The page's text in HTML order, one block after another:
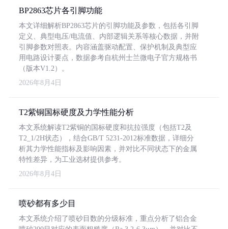
BP2863芯片各引脚功能
本文详细解析BP2863芯片的引脚功能及参数，包括各引脚
定义、典型电压/电流值、内部逻辑关系等核心数据，并附
引脚参数对照表。内容涵盖驱动配置、保护机制及典型应
用电路设计要点，数据参考自杭州士兰微电子官方规格书
（版本V1.2）。
2026年8月4日
T2紫铜国标硬度及力学性能分析
本文系统解读T2紫铜的国标硬度和抗拉强度（包括T2及
T2_1/2H状态），结合GB/T 5231-2012标准数据，详细分
析其力学性能指标及影响因素，并对比不同状态下的金属
特性差异，为工业选材提供参考。
2026年8月4日
喷砂都有多少目
本文系统介绍了喷砂目数的分级标准，重点分析了铝合金